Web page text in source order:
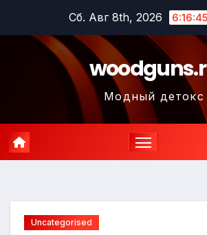
содержимому
Сб. Авг 8th, 2026
Модный детокс
Uncategorised